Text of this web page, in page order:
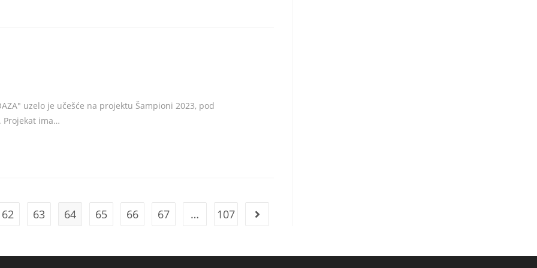
uzelo je učešće na projektu Šampioni 2023, pod
Projekat ima…
62 63 64 65 66 67 … 107 Go to the next page